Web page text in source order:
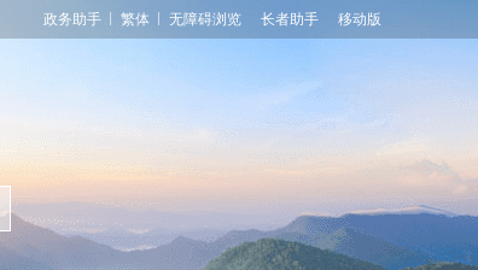
政务助手 繁体 无障碍浏览 长者助手 移动版